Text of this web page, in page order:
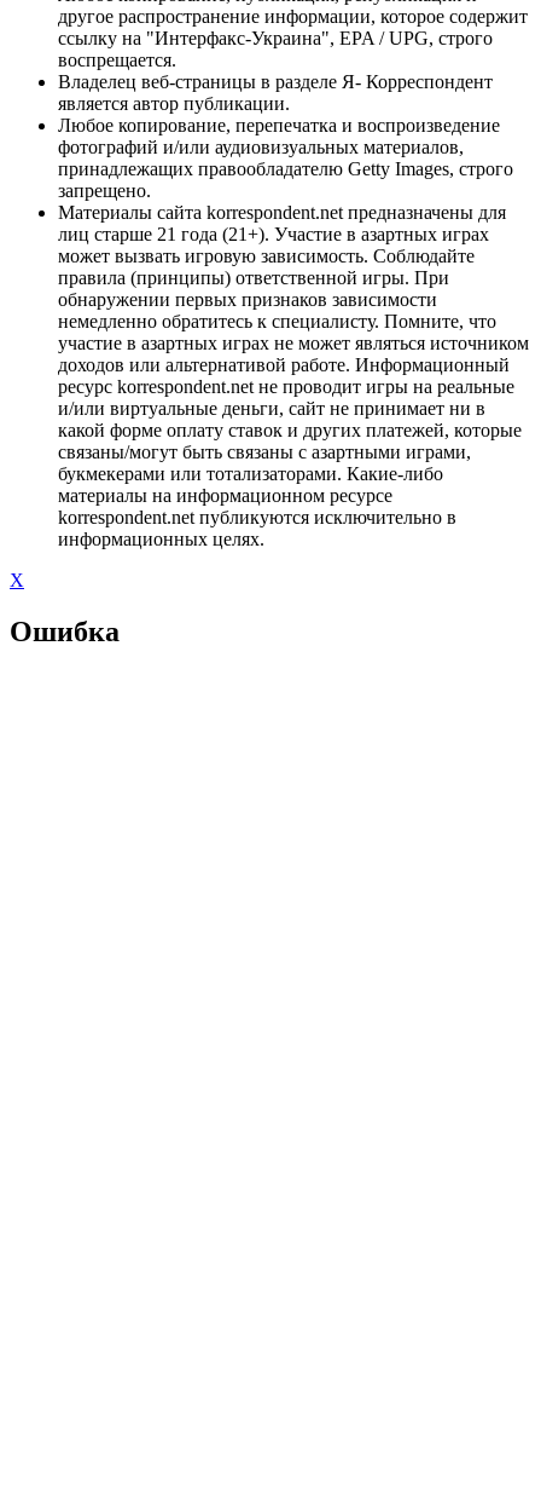
другое распространение информации, которое содержит
ссылку на "Интерфакс-Украина", EPA / UPG, строго
воспрещается.
Владелец веб-страницы в разделе Я- Корреспондент
является автор публикации.
Любое копирование, перепечатка и воспроизведение
фотографий и/или аудиовизуальных материалов,
принадлежащих правообладателю Getty Images, строго
запрещено.
Материалы сайта korrespondent.net предназначены для
лиц старше 21 года (21+). Участие в азартных играх
может вызвать игровую зависимость. Соблюдайте
правила (принципы) ответственной игры. При
обнаружении первых признаков зависимости
немедленно обратитесь к специалисту. Помните, что
участие в азартных играх не может являться источником
доходов или альтернативой работе. Информационный
ресурс korrespondent.net не проводит игры на реальные
и/или виртуальные деньги, сайт не принимает ни в
какой форме оплату ставок и других платежей, которые
связаны/могут быть связаны с азартными играми,
букмекерами или тотализаторами. Какие-либо
материалы на информационном ресурсе
korrespondent.net публикуются исключительно в
информационных целях.
X
Ошибка